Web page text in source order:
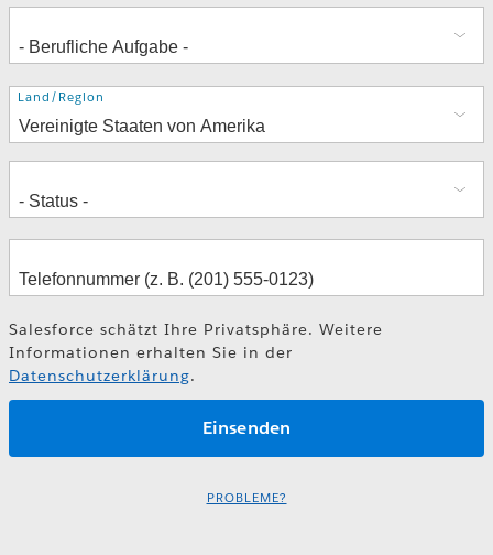
Adresse
Land/Region
Salesforce schätzt Ihre Privatsphäre. Weitere
Informationen erhalten Sie in der
Datenschutzerklärung.
PROBLEME?